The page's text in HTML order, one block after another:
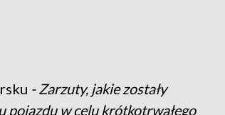
- Zarzuty, jakie zostały
pojazdu w celu krótkotrwałego